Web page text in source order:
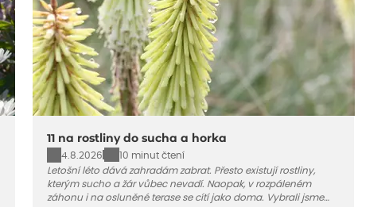
11 na rostliny do sucha a horka
4.8.2026
10 minut čtení
Letošní léto dává zahradám zabrat. Přesto existují rostliny,
kterým sucho a žár vůbec nevadí. Naopak, v rozpáleném
záhonu i na osluněné terase se cítí jako doma. Vybrali jsme